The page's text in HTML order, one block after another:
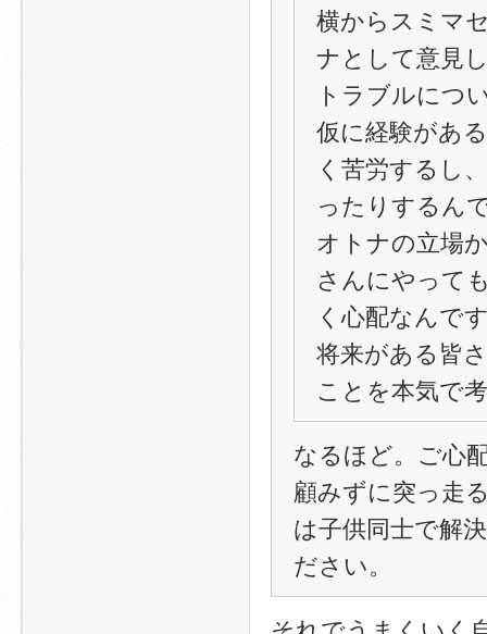
横からスミマ
ナとして意見
トラブルにつ
仮に経験があ
く苦労するし
ったりするん
オトナの立場
さんにやって
く心配なんで
将来がある皆
ことを本気で
なるほど。ご心
顧みずに突っ走
は子供同士で解
ださい。